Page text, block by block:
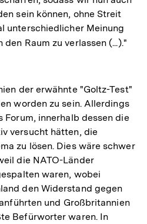
sein können, ohne Streit
unterschiedlicher Meinung
Raum zu verlassen (...)."
der erwähnte "Goltz-Test"
worden zu sein. Allerdings
Forum, innerhalb dessen die
versucht hätten, die
zu lösen. Dies wäre schwer
die NATO-Länder
waren, wobei
den Widerstand gegen
und Großbritannien
Befürworter waren. In